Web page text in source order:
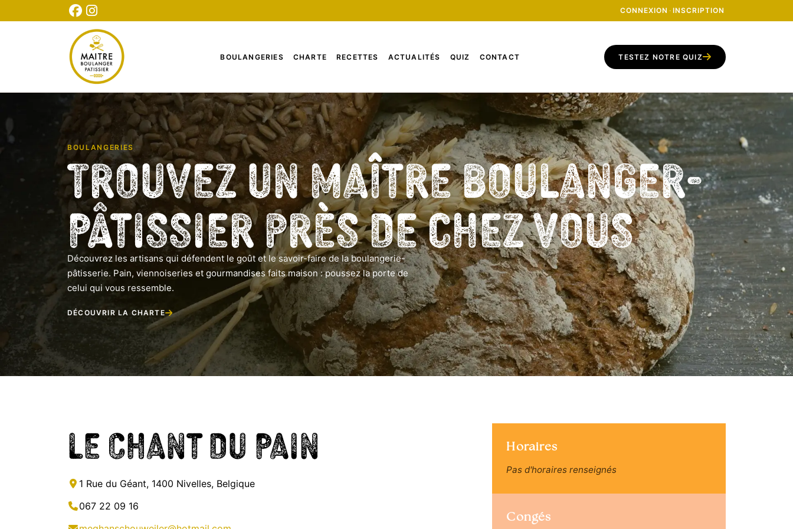
CONNEXION · INSCRIPTION
BOULANGERIES CHARTE RECETTES ACTUALITÉS QUIZ CONTACT TESTEZ NOTRE QUIZ
INSCRIPTION
TESTEZ NOTRE QUIZ
BOULANGERIES
Trouvez un Maître Boulanger-
Pâtissier près de chez vous
Découvrez les artisans qui défendent le goût et le savoir-faire de la boulangerie-
pâtisserie. Pain, viennoiseries et gourmandises faits maison : poussez la porte de
celui qui vous ressemble.
DÉCOUVRIR LA CHARTE
Le Chant du Pain
1 Rue du Géant, 1400 Nivelles, Belgique
067 22 09 16
Horaires
Pas d'horaires renseignés
Congés